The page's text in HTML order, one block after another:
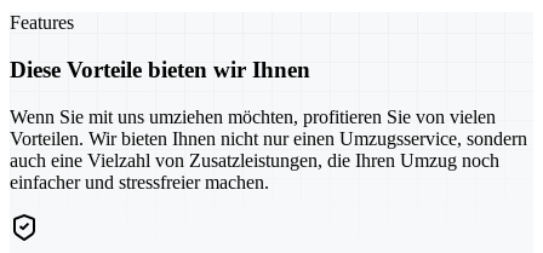
Features
Diese Vorteile bieten wir Ihnen
Wenn Sie mit uns umziehen möchten, profitieren Sie von vielen
Vorteilen. Wir bieten Ihnen nicht nur einen Umzugsservice, sondern
auch eine Vielzahl von Zusatzleistungen, die Ihren Umzug noch
einfacher und stressfreier machen.